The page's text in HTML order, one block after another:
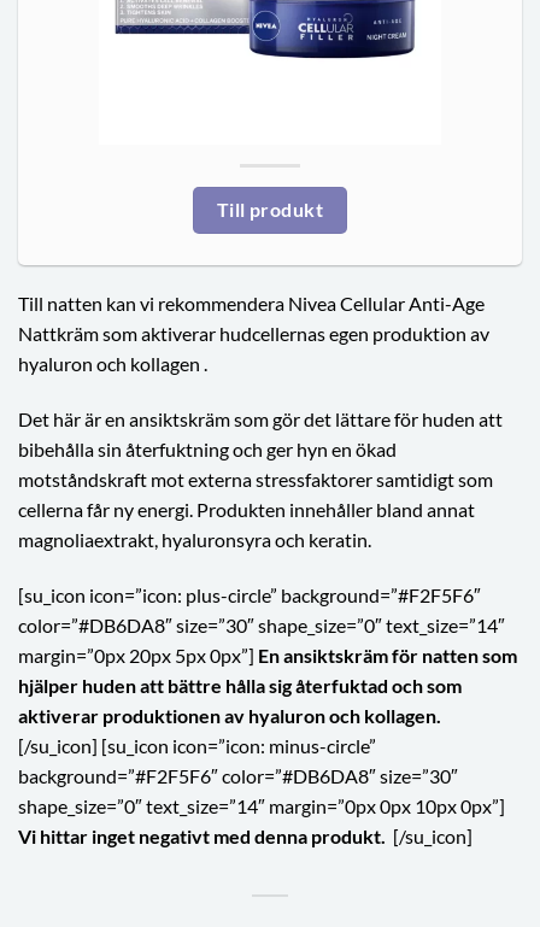
Till natten kan vi rekommendera Nivea Cellular Anti-Age
Nattkräm som aktiverar hudcellernas egen produktion av
hyaluron och kollagen .
Det här är en ansiktskräm som gör det lättare för huden att
bibehålla sin återfuktning och ger hyn en ökad
motståndskraft mot externa stressfaktorer samtidigt som
cellerna får ny energi. Produkten innehåller bland annat
magnoliaextrakt, hyaluronsyra och keratin.
[su_icon icon=”icon: plus-circle” background=”#F2F5F6″
color=”#DB6DA8″ size=”30″ shape_size=”0″ text_size=”14″
margin=”0px 20px 5px 0px”] En ansiktskräm för natten som
hjälper huden att bättre hålla sig återfuktad och som
aktiverar produktionen av hyaluron och kollagen.
[/su_icon] [su_icon icon=”icon: minus-circle”
background=”#F2F5F6″ color=”#DB6DA8″ size=”30″
shape_size=”0″ text_size=”14″ margin=”0px 0px 10px 0px”]
Vi hittar inget negativt med denna produkt. [/su_icon]
Till produkt